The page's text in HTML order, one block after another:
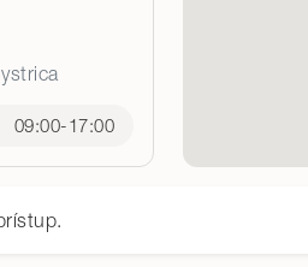
09:00-17:00